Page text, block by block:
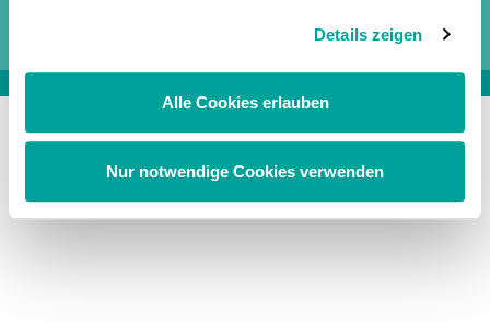
Details zeigen
Alle Cookies erlauben
Nur notwendige Cookies verwenden